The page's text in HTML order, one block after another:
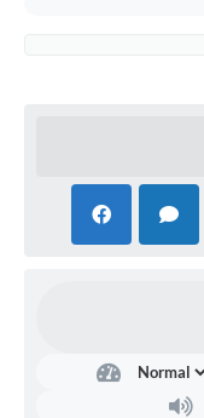
Audiências Públicas